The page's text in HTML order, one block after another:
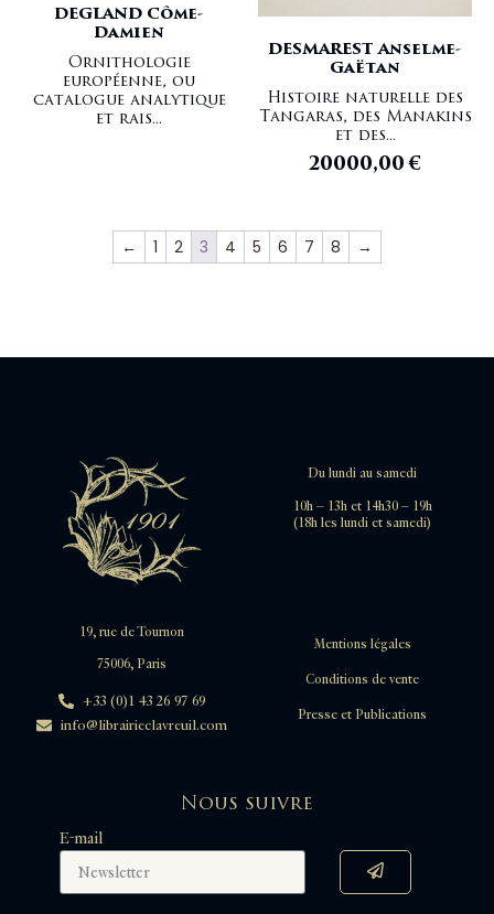
DEGLAND Côme-
Damien
Ornithologie
européenne, ou
catalogue analytique
et rais...
DESMAREST Anselme-
Gaëtan
Histoire naturelle des
Tangaras, des Manakins
et des...
20000,00€
← 1 2 3 4 5 6 7 8 →
Du lundi au samedi
10h – 13h et 14h30 – 19h
(18h les lundi et samedi)
19, rue de Tournon
75006, Paris
+33 (0)1 43 26 97 69
info@librairieclavreuil.com
Mentions légales
Conditions de vente
Presse et Publications
Nous suivre
E-mail